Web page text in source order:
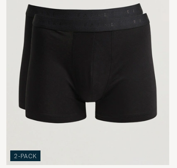
2-PACK